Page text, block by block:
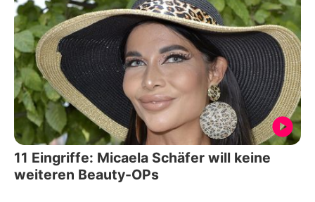
11 Eingriffe: Micaela Schäfer will keine
weiteren Beauty-OPs